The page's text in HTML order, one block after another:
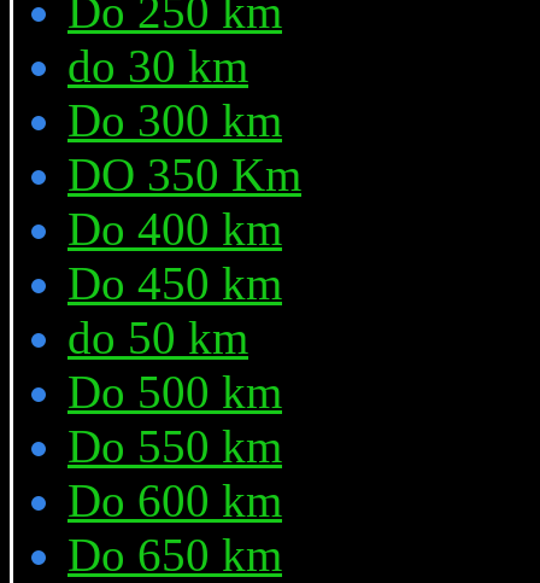
Do 250 km
do 30 km
Do 300 km
DO 350 Km
Do 400 km
Do 450 km
do 50 km
Do 500 km
Do 550 km
Do 600 km
Do 650 km